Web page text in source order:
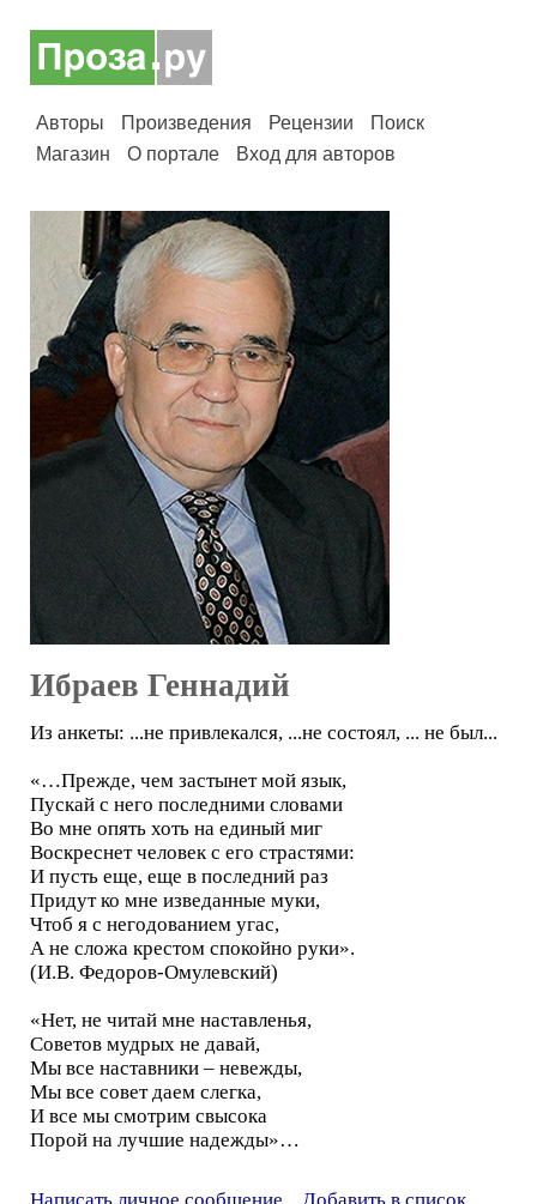
Авторы Произведения Рецензии
Поиск
Магазин
О портале Вход для авторов
Ибраев Геннадий
Из анкеты: ...не привлекался, ...не состоял, ... не был...
«…Прежде, чем застынет мой язык,
Пускай с него последними словами
Во мне опять хоть на единый миг
Воскреснет человек с его страстями:
И пусть еще, еще в последний раз
Придут ко мне изведанные муки,
Чтоб я с негодованием угас,
А не сложа крестом спокойно руки».
(И.В. Федоров-Омулевский)
«Нет, не читай мне наставленья,
Советов мудрых не давай,
Мы все наставники – невежды,
Мы все совет даем слегка,
И все мы смотрим свысока
Порой на лучшие надежды»…